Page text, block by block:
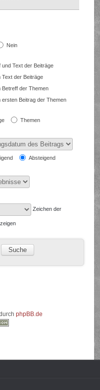
Nein
und Text der Beiträge
Text der Beiträge
Betreff der Themen
ersten Beitrag der Themen
Themen
Absteigend
Zeichen der
phpBB.de